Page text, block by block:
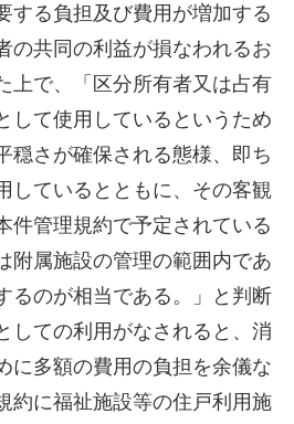
する負担及び費用が増加する
の共同の利益が損なわれるお
上で、「区分所有者又は占有
して使用しているというため
穏さが確保される態様、即ち
しているとともに、その客観
件管理規約で予定されている
附属施設の管理の範囲内であ
るのが相当である。」と判断
しての利用がなされると、消
に多額の費用の負担を余儀な
約に福祉施設等の住戸利用施